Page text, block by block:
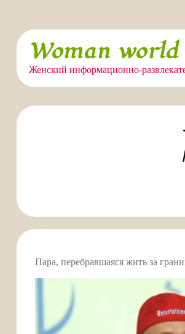
Перейти
содержимомуWoman world
Женский информационно-
Пара, перебравшаяся жить за